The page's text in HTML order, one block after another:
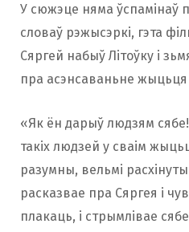
У сюжэце няма ўспамінаў
словаў рэжысэркі, гэта
Сяргей набыў Літоўку і
пра асэнсаваньне
«Як ён дарыў людзям
такіх людзей у сваім
разумны, вельмі
расказвае пра Сяргея і
плакаць, і стрымлівае